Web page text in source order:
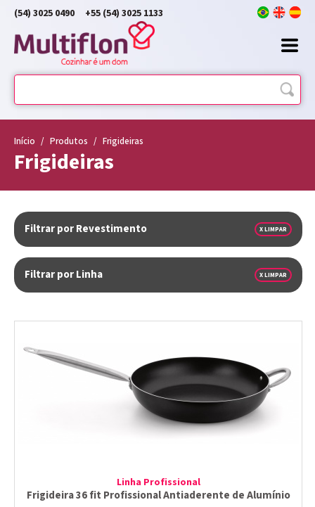
(54) 3025 0490 +55 (54) 3025 1133
Início / Produtos / Frigideiras
Frigideiras
Filtrar por Revestimento X LIMPAR
Filtrar por Linha X LIMPAR
Linha Profissional
Frigideira 36 fit Profissional Antiaderente de Alumínio